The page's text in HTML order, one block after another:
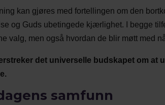
kan gjøres med fortellingen om den
og Guds ubetingede kjærlighet. I begge
valg, men også hvordan de blir møtt med
det universelle budskapet om at
samfunn